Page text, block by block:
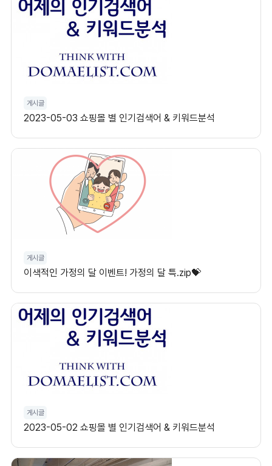
게시글
2023-05-03 쇼핑몰 별 인기검색어 & 키워드분석
게시글
이색적인 가정의 달 이벤트! 가정의 달 특.zip💝
게시글
2023-05-02 쇼핑몰 별 인기검색어 & 키워드분석